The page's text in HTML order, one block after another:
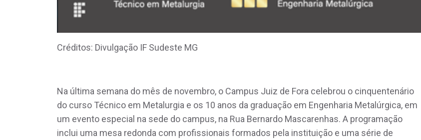
Créditos: Divulgação IF Sudeste MG
Na última semana do mês de novembro, o Campus Juiz de Fora celebrou o cinquentenário
do curso Técnico em Metalurgia e os 10 anos da graduação em Engenharia Metalúrgica, em
um evento especial na sede do campus, na Rua Bernardo Mascarenhas. A programação
inclui uma mesa redonda com profissionais formados pela instituição e uma série de